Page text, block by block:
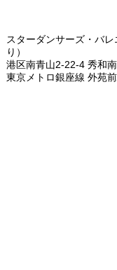
スターダンサーズ・バ
り）
港区南青山2-22-4 秀和
東京メトロ銀座線 外苑